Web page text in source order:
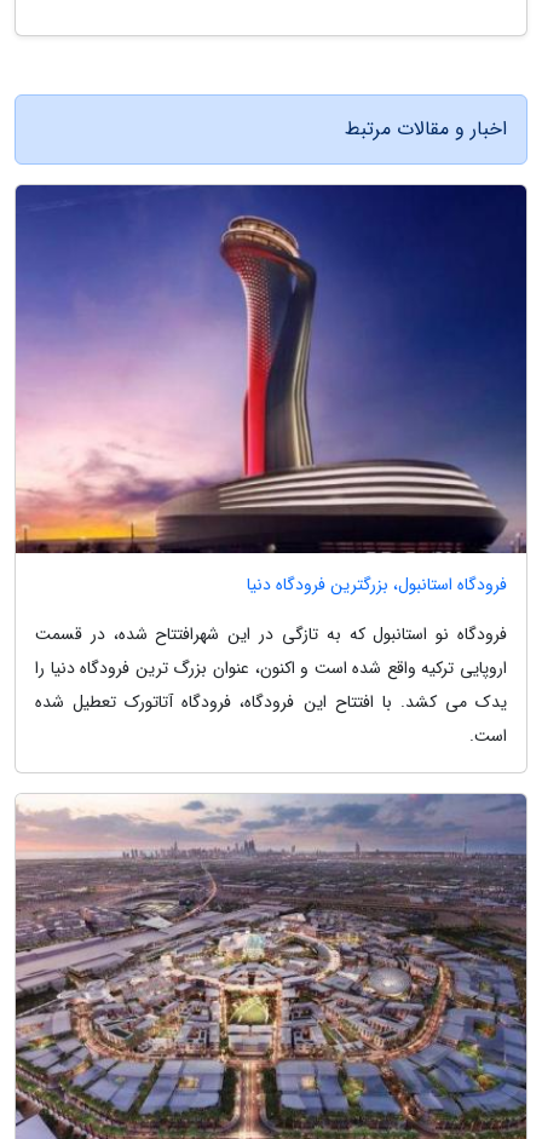
اخبار و مقالات مرتبط
فرودگاه استانبول، بزرگترین فرودگاه دنیا
فرودگاه نو استانبول که به تازگی در این شهرافتتاح شده، در قسمت
اروپایی ترکیه واقع شده است و اکنون، عنوان بزرگ ترین فرودگاه دنیا را
یدک می کشد. با افتتاح این فرودگاه، فرودگاه آتاتورک تعطیل شده
است.